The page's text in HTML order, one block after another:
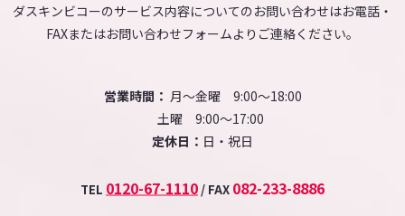
ダスキンビコーのサービス内容についてのお問い合わせはお電話・
FAXまたはお問い合わせフォームよりご連絡ください。
営業時間： 月～金曜 9:00～18:00
土曜 9:00～17:00
定休日： 日・祝日
TEL 0120-67-1110 / FAX 082-233-8886